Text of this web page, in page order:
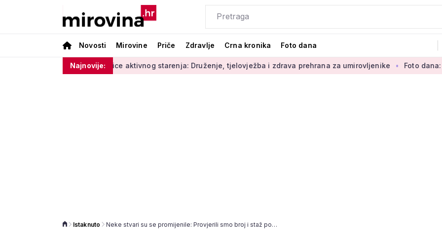
Novosti Mirovine Priče Zdravlje Crna kronika Foto dana
Najnovije:
Radionice aktivnog starenja: Druženje, tjelovježba i zdrava prehrana za umirovljenike Foto dana: 'Najljepši
Istaknuto Neke stvari su se promijenile: Provjerili smo broj i staž povlaštenih umirovljenika u posljednjih pet godina